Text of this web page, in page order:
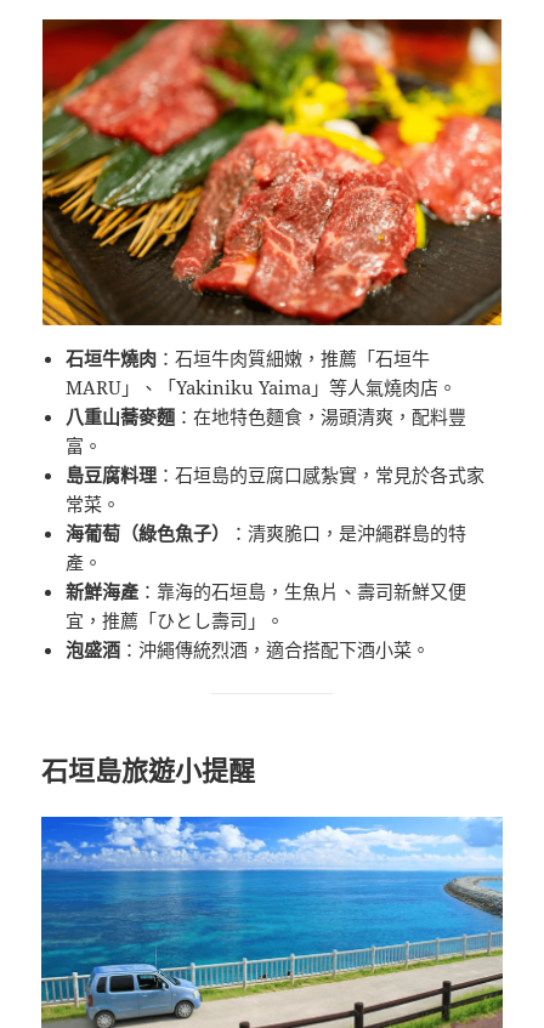
石垣牛燒肉 ：石垣牛肉質細嫩，推薦「石垣牛
MARU」、「Yakiniku Yaima」等人氣燒肉店。
八重山蕎麥麵 ：在地特色麵食，湯頭清爽，配料豐
富。
島豆腐料理 ：石垣島的豆腐口感紮實，常見於各式家
常菜。
海葡萄（綠色魚子）
：清爽脆口，是沖繩群島的特
產。
新鮮海產 ：靠海的石垣島，生魚片、壽司新鮮又便
宜，推薦「ひとし壽司」。
泡盛酒 ：沖繩傳統烈酒，適合搭配下酒小菜。
石垣島旅遊小提醒